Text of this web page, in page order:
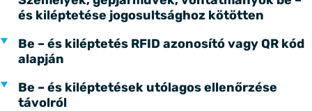
és kiléptetése jogosultsághoz kötötten
Be – és kiléptetés RFID azonosító vagy QR kód
alapján
Be – és kiléptetések utólagos ellenőrzése
távolról